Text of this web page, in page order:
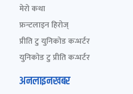
मेरो कथा
फ्रन्टलाइन हिरोज्
प्रीति टु युनिकोड कन्भर्टर
युनिकोड टु प्रीति कन्भर्टर
अनलाइनखबर